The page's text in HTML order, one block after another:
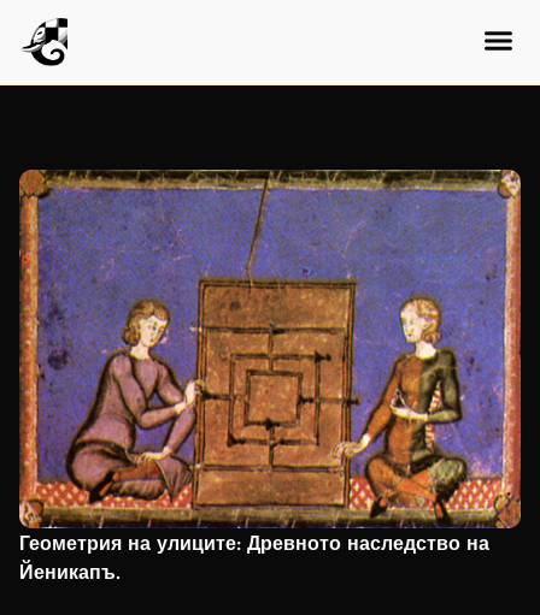
Геометрия на улиците: Древното наследство на
Йеникапъ.
Luxembourgish